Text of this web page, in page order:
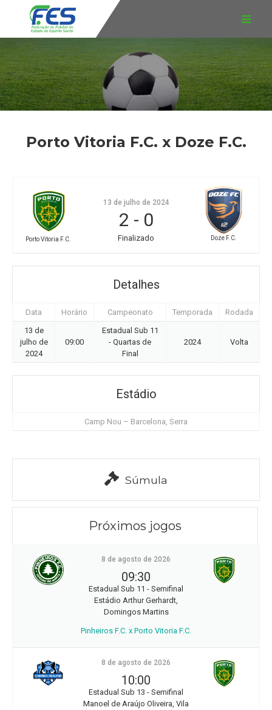
Porto Vitoria F.C. x Doze F.C.
Porto Vitoria F.C. Doze F.C.
13 de julho de 2024
2 - 0
Finalizado
Detalhes
Data Horário Campeonato Temporada
Rodada
13 de
julho de
2024
09:00
Estadual Sub 11
- Quartas de
Final
2024 Volta
Estádio
Camp Nou – Barcelona, Serra
Súmula
Próximos jogos
8 de agosto de 2026
09:30
Estadual Sub 11 - Semifinal
Estádio Arthur Gerhardt,
Domingos Martins
Pinheiros F.C. x Porto Vitoria F.C.
8 de agosto de 2026
10:00
Estadual Sub 13 - Semifinal
Manoel de Araújo Oliveira, Vila